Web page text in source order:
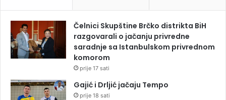
Čelnici Skupštine Brčko distrikta BiH
razgovarali o jačanju privredne
saradnje sa Istanbulskom privrednom
komorom
prije 17 sati
Gajić i Drljić jačaju Tempo
prije 18 sati